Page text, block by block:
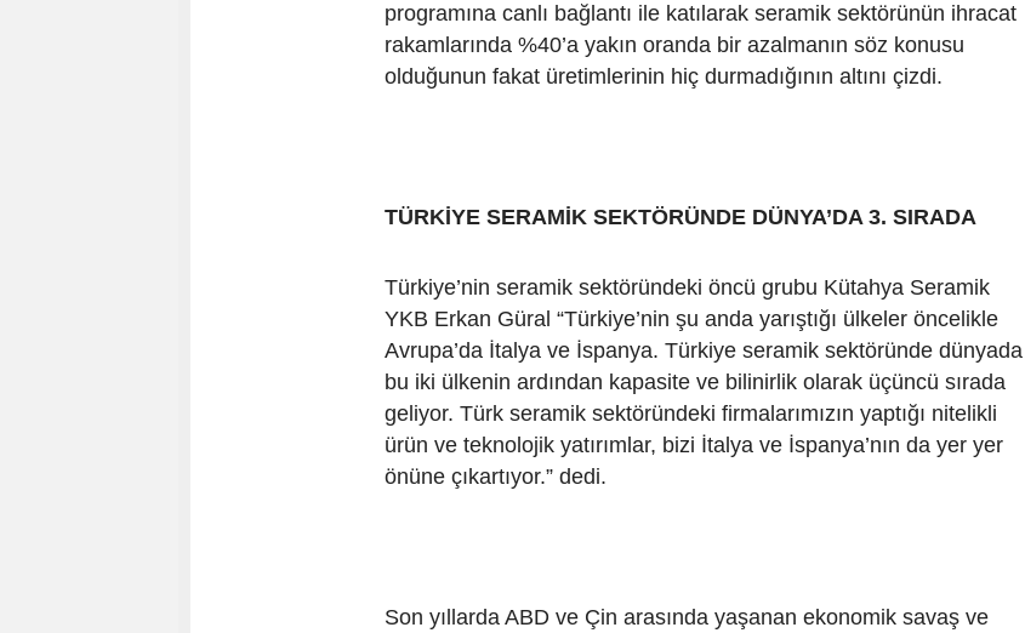
programına canlı bağlantı ile katılarak seramik sektörünün ihracat
rakamlarında %40’a yakın oranda bir azalmanın söz konusu
olduğunun fakat üretimlerinin hiç durmadığının altını çizdi.
TÜRKİYE SERAMİK SEKTÖRÜNDE DÜNYA’DA 3. SIRADA
Türkiye’nin seramik sektöründeki öncü grubu Kütahya Seramik
YKB Erkan Güral “Türkiye’nin şu anda yarıştığı ülkeler öncelikle
Avrupa’da İtalya ve İspanya. Türkiye seramik sektöründe dünyada
bu iki ülkenin ardından kapasite ve bilinirlik olarak üçüncü sırada
geliyor. Türk seramik sektöründeki firmalarımızın yaptığı nitelikli
ürün ve teknolojik yatırımlar, bizi İtalya ve İspanya’nın da yer yer
önüne çıkartıyor.” dedi.
Son yıllarda ABD ve Çin arasında yaşanan ekonomik savaş ve